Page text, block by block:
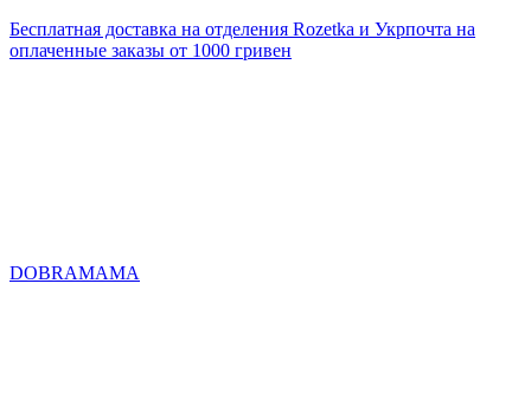
Бесплатная доставка на отделения Rozetka и Укрпочта на
оплаченные заказы от 1000 гривен
DOBRAMAMA